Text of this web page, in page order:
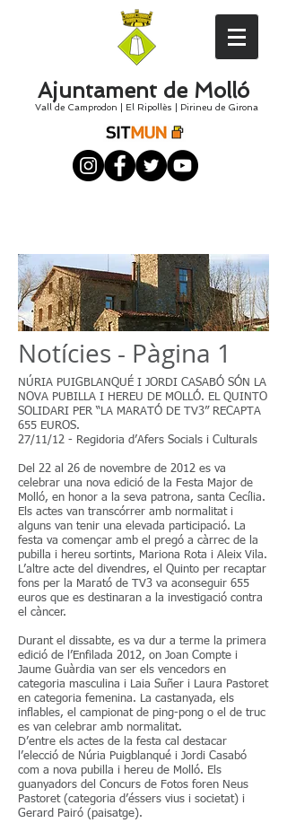
Ajuntament de Molló
Vall de Camprodon El Ripollès Pirineu de Girona
Notícies - Pàgina 1
NÚRIA PUIGBLANQUÉ I JORDI CASABÓ SÓN LA
NOVA PUBILLA I HEREU DE MOLLÓ. EL QUINTO
SOLIDARI PER “LA MARATÓ DE TV3” RECAPTA
655 EUROS.
27/11/12 - Regidoria d’Afers Socials i Culturals
Del 22 al 26 de novembre de 2012 es va
celebrar una nova edició de la Festa Major de
Molló, en honor a la seva patrona, santa Cecília.
Els actes van transcórrer amb normalitat i
alguns van tenir una elevada participació. La
festa va començar amb el pregó a càrrec de la
pubilla i hereu sortints, Mariona Rota i Aleix Vila.
L’altre acte del divendres, el Quinto per recaptar
fons per la Marató de TV3 va aconseguir 655
euros que es destinaran a la investigació contra
el càncer.
Durant el dissabte, es va dur a terme la primera
edició de l’Enfilada 2012, on Joan Compte i
Jaume Guàrdia van ser els vencedors en
categoria masculina i Laia Suñer i Laura Pastoret
en categoria femenina. La castanyada, els
inflables, el campionat de ping-pong o el de truc
es van celebrar amb normalitat.
D’entre els actes de la festa cal destacar
l’elecció de Núria Puigblanqué i Jordi Casabó
com a nova pubilla i hereu de Molló. Els
guanyadors del Concurs de Fotos foren Neus
Pastoret (categoria d’éssers vius i societat) i
Gerard Pairó (paisatge).